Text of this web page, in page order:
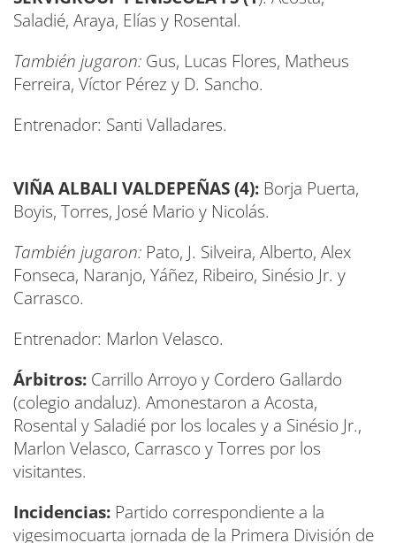
Saladié, Araya, Elías y Rosental.
También jugaron: Gus, Lucas Flores, Matheus
Ferreira, Víctor Pérez y D. Sancho.
Entrenador: Santi Valladares.
VIÑA ALBALI VALDEPEÑAS (4): Borja Puerta,
Boyis, Torres, José Mario y Nicolás.
También jugaron: Pato, J. Silveira, Alberto, Alex
Fonseca, Naranjo, Yáñez, Ribeiro, Sinésio Jr. y
Carrasco.
Entrenador: Marlon Velasco.
Árbitros: Carrillo Arroyo y Cordero Gallardo
(colegio andaluz). Amonestaron a Acosta,
Rosental y Saladié por los locales y a Sinésio Jr.,
Marlon Velasco, Carrasco y Torres por los
visitantes.
Incidencias: Partido correspondiente a la
vigesimocuarta jornada de la Primera División de